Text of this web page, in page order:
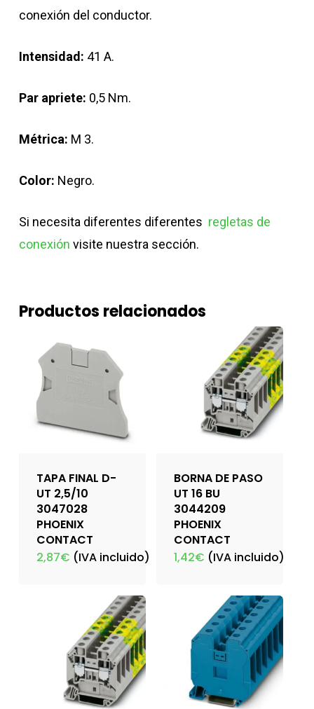
conexión del conductor.
Intensidad: 41 A.
Par apriete: 0,5 Nm.
Métrica: M 3.
Color: Negro.
Si necesita diferentes diferentes regletas de
conexión visite nuestra sección.
Productos relacionados
TAPA FINAL D-
UT 2,5/10
3047028
PHOENIX
CONTACT
2,87€ (IVA incluido)
BORNA DE PASO
UT 16 BU
3044209
PHOENIX
CONTACT
1,42€ (IVA incluido)